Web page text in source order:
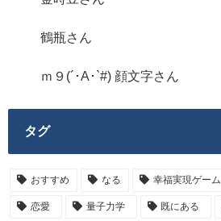
鶴瓶さん
ｍ９(´･A･`#) 顔文字さん
タグ
おすすめ なる 幸福実現ゲーム
恋愛 量子力学 既にある